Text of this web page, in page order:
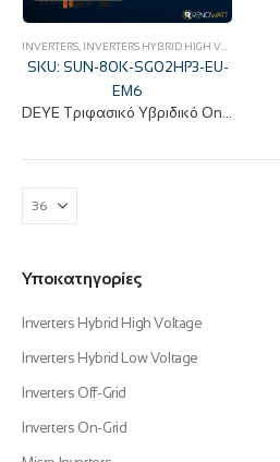
INVERTERS, INVERTERS HYBRID HIGH VOLTAGE
SKU: SUN-80K-SG02HP3-EU-
EM6
DEYE Τριφασικό Υβριδικό On/Off-Grid Inverter 80KW High Voltage με οθόνη LCD IP65 SUN-80K-SG02HP3-EU-EM6
Υποκατηγορίες
Inverters Hybrid High Voltage
Inverters Hybrid Low Voltage
Inverters Off-Grid
Inverters On-Grid